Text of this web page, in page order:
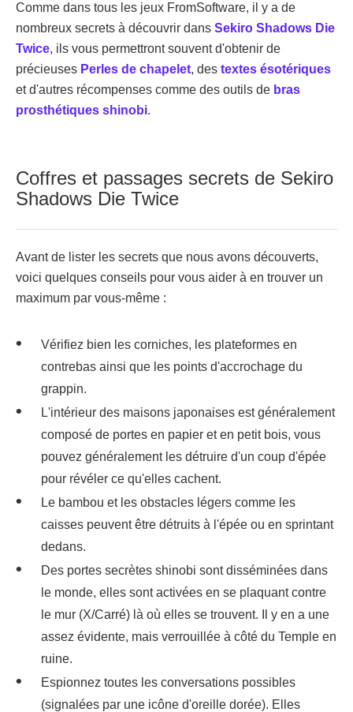
Comme dans tous les jeux FromSoftware, il y a de
nombreux secrets à découvrir dans Sekiro Shadows Die
Twice, ils vous permettront souvent d'obtenir de
précieuses Perles de chapelet, des textes ésotériques
et d'autres récompenses comme des outils de bras
prosthétiques shinobi.
Coffres et passages secrets de Sekiro
Shadows Die Twice
Avant de lister les secrets que nous avons découverts,
voici quelques conseils pour vous aider à en trouver un
maximum par vous-même :
Vérifiez bien les corniches, les plateformes en
contrebas ainsi que les points d'accrochage du
grappin.
L'intérieur des maisons japonaises est généralement
composé de portes en papier et en petit bois, vous
pouvez généralement les détruire d'un coup d'épée
pour révéler ce qu'elles cachent.
Le bambou et les obstacles légers comme les
caisses peuvent être détruits à l'épée ou en sprintant
dedans.
Des portes secrètes shinobi sont disséminées dans
le monde, elles sont activées en se plaquant contre
le mur (X/Carré) là où elles se trouvent. Il y en a une
assez évidente, mais verrouillée à côté du Temple en
ruine.
Espionnez toutes les conversations possibles
(signalées par une icône d'oreille dorée). Elles